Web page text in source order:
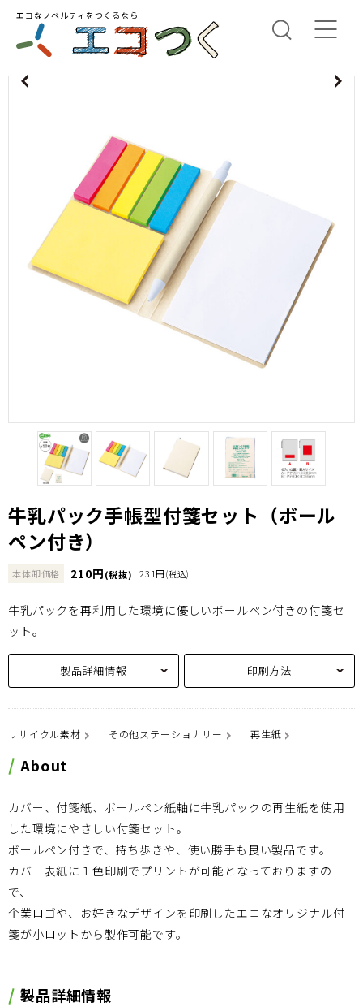
エコなノベルティをつくるなら
牛乳パック手帳型付箋セット（ボール
ペン付き）
本体卸価格 210円(税抜) 231円(税込)
牛乳パックを再利用した環境に優しいボールペン付きの付箋セ
ット。
製品詳細情報 印刷方法
リサイクル素材 その他ステーショナリー 再生紙
About
カバー、付箋紙、ボールペン紙軸に牛乳パックの再生紙を使用
した環境にやさしい付箋セット。
ボールペン付きで、持ち歩きや、使い勝手も良い製品です。
カバー表紙に１色印刷でプリントが可能となっておりますの
で、
企業ロゴや、お好きなデザインを印刷したエコなオリジナル付
箋が小ロットから製作可能です。
製品詳細情報